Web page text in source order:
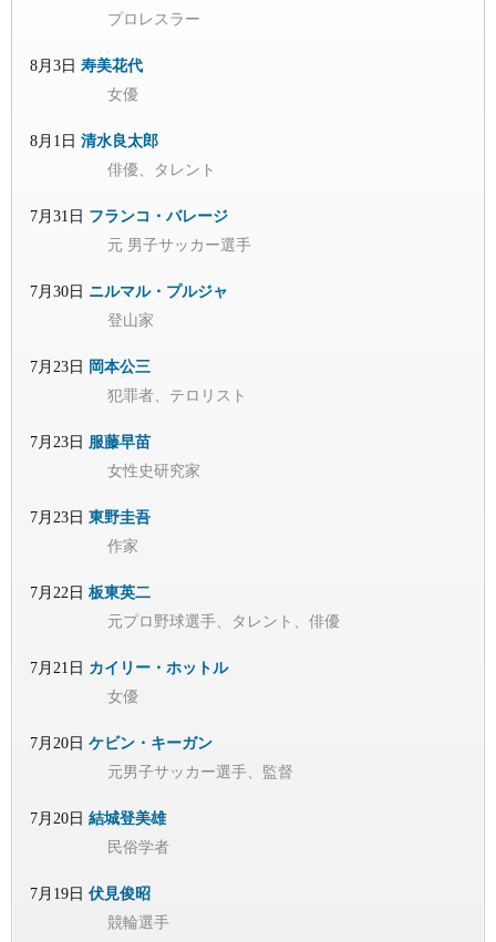
プロレスラー
8月3日 寿美花代
女優
8月1日 清水良太郎
俳優、タレント
7月31日 フランコ・バレージ
元 男子サッカー選手
7月30日 ニルマル・プルジャ
登山家
7月23日 岡本公三
犯罪者、テロリスト
7月23日 服藤早苗
女性史研究家
7月23日 東野圭吾
作家
7月22日 板東英二
元プロ野球選手、タレント、俳優
7月21日 カイリー・ホットル
女優
7月20日 ケビン・キーガン
元男子サッカー選手、監督
7月20日 結城登美雄
民俗学者
7月19日 伏見俊昭
競輪選手